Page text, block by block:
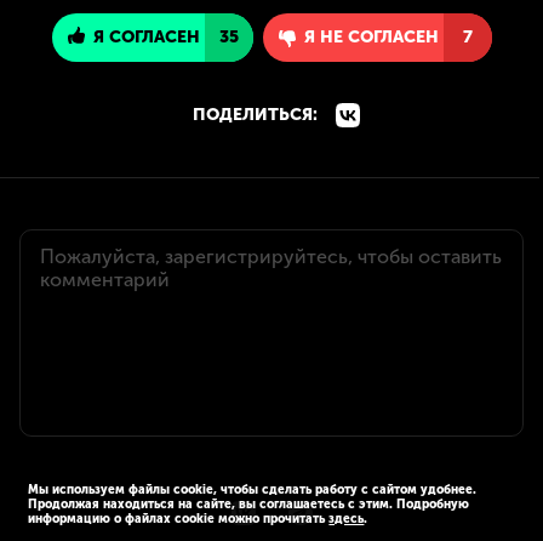
Я СОГЛАСЕН 35 Я НЕ СОГЛАСЕН 7
ПОДЕЛИТЬСЯ:
Мы используем файлы cookie, чтобы сделать работу с сайтом удобнее.
Продолжая находиться на сайте, вы соглашаетесь с этим. Подробную
информацию о файлах cookie можно прочитатьздесь.